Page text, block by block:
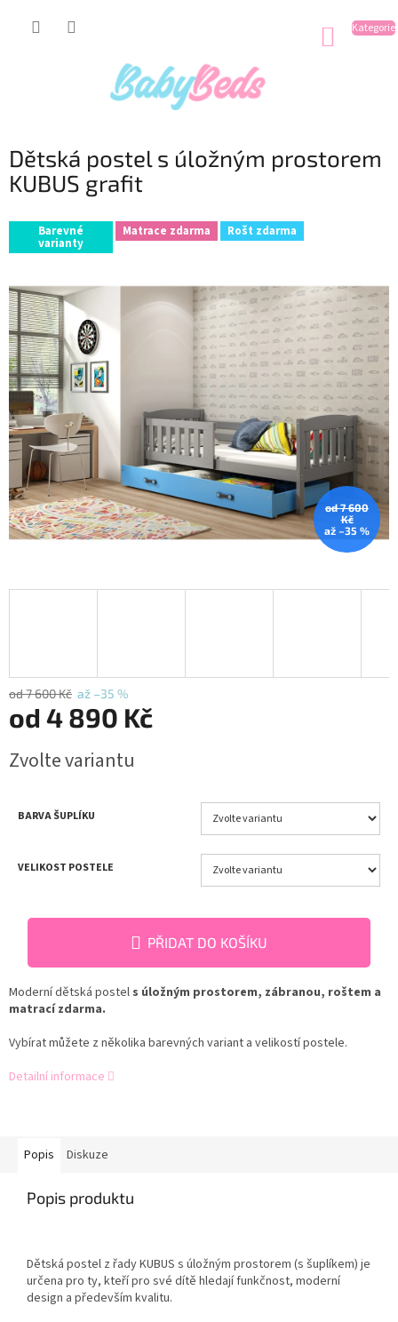
Dětská postel s úložným prostorem
KUBUS grafit
Barevné
varianty
Matrace zdarma Rošt zdarma
od 7 600
Kč
až –35 %
od 7 600 Kč až –35 %
od 4 890 Kč
cena:
Zvolte variantu
BARVA ŠUPLÍKU
VELIKOST POSTELE
PŘIDAT DO KOŠÍKU
Moderní dětská postel s úložným prostorem, zábranou, roštem a
matrací zdarma.
Vybírat můžete z několika barevných variant a velikostí postele.
Detailní informace
Popis Diskuze
Popis produktu
Dětská postel z řady KUBUS s úložným prostorem (s šuplíkem) je
určena pro ty, kteří pro své dítě hledají funkčnost, moderní
design a především kvalitu.